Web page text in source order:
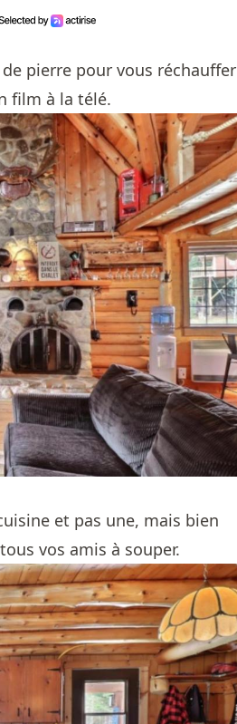
pierre pour vous réchauffer
film à la télé.
et pas une, mais bien
vos amis à souper.